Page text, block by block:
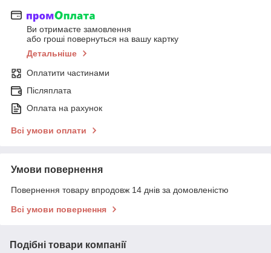
Ви отримаєте замовлення
або гроші повернуться на вашу картку
Детальніше
Оплатити частинами
Післяплата
Оплата на рахунок
Всі умови оплати
Умови повернення
Повернення товару впродовж 14 днів за домовленістю
Всі умови повернення
Подібні товари компанії